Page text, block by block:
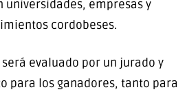
universidades, empresas y
cordobeses.
evaluado por un jurado y
para los ganadores, tanto para